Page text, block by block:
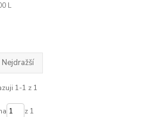
L
Nejdražší
1-1 z 1
z 1